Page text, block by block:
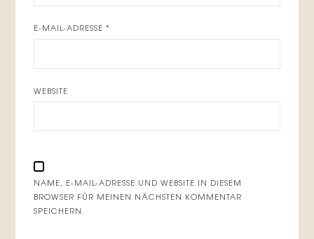
E-MAIL-ADRESSE*
WEBSITE
NAME, E-MAIL-ADRESSE UND WEBSITE IN DIESEM
BROWSER FÜR MEINEN NÄCHSTEN KOMMENTAR
SPEICHERN.